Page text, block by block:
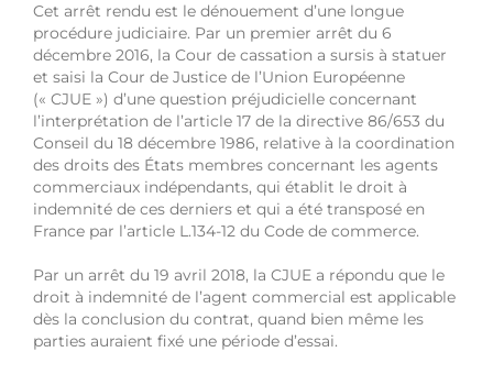
Cet arrêt rendu est le dénouement d’une longue
procédure judiciaire. Par un premier arrêt du 6
décembre 2016, la Cour de cassation a sursis à statuer
et saisi la Cour de Justice de l’Union Européenne
(« CJUE ») d’une question préjudicielle concernant
l’interprétation de l’article 17 de la directive 86/653 du
Conseil du 18 décembre 1986, relative à la coordination
des droits des États membres concernant les agents
commerciaux indépendants, qui établit le droit à
indemnité de ces derniers et qui a été transposé en
France par l’article L.134-12 du Code de commerce.
Par un arrêt du 19 avril 2018, la CJUE a répondu que le
droit à indemnité de l’agent commercial est applicable
dès la conclusion du contrat, quand bien même les
parties auraient fixé une période d’essai.